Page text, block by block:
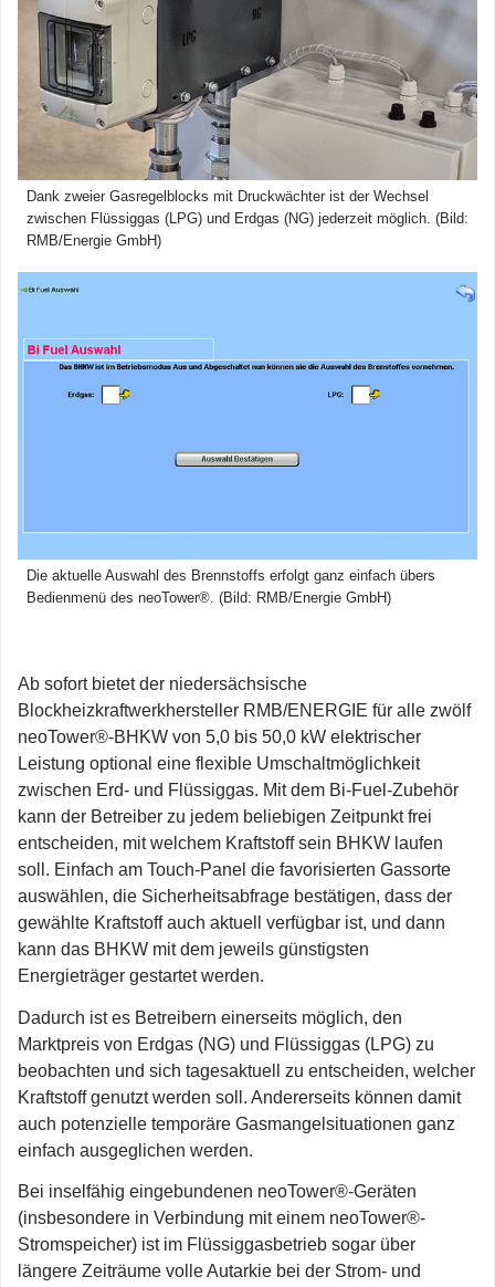
Dank zweier Gasregelblocks mit Druckwächter ist der Wechsel
zwischen Flüssiggas (LPG) und Erdgas (NG) jederzeit möglich. (Bild:
RMB/Energie GmbH)
Die aktuelle Auswahl des Brennstoffs erfolgt ganz einfach übers
Bedienmenü des neoTower®. (Bild: RMB/Energie GmbH)
Ab sofort bietet der niedersächsische
Blockheizkraftwerkhersteller RMB/ENERGIE für alle zwölf
neoTower®-BHKW von 5,0 bis 50,0 kW elektrischer
Leistung optional eine flexible Umschaltmöglichkeit
zwischen Erd- und Flüssiggas. Mit dem Bi-Fuel-Zubehör
kann der Betreiber zu jedem beliebigen Zeitpunkt frei
entscheiden, mit welchem Kraftstoff sein BHKW laufen
soll. Einfach am Touch-Panel die favorisierten Gassorte
auswählen, die Sicherheitsabfrage bestätigen, dass der
gewählte Kraftstoff auch aktuell verfügbar ist, und dann
kann das BHKW mit dem jeweils günstigsten
Energieträger gestartet werden.
Dadurch ist es Betreibern einerseits möglich, den
Marktpreis von Erdgas (NG) und Flüssiggas (LPG) zu
beobachten und sich tagesaktuell zu entscheiden, welcher
Kraftstoff genutzt werden soll. Andererseits können damit
auch potenzielle temporäre Gasmangelsituationen ganz
einfach ausgeglichen werden.
Bei inselfähig eingebundenen neoTower®-Geräten
(insbesondere in Verbindung mit einem neoTower®-
Stromspeicher) ist im Flüssiggasbetrieb sogar über
längere Zeiträume volle Autarkie bei der Strom- und